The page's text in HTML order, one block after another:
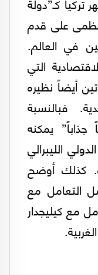
عظمى على قدم
في العالم.
التي
أيضاً نظيره
فبالنسبة
جذاباً” يمكنه
الليبرالي
كذلك أوضح
التعامل مع
مع كيليجدار